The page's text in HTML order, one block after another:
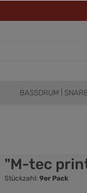
BASSDRUM |
"M-tec
Stückzahl: 9er Pack